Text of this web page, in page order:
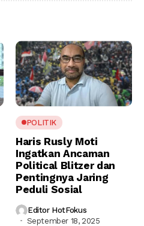
POLITIK
Haris Rusly Moti
Ingatkan Ancaman
Political Blitzer dan
Pentingnya Jaring
Peduli Sosial
Editor HotFokus
September 18, 2025